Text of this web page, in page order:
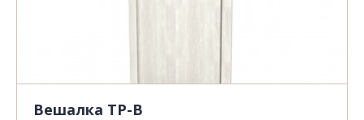
Вешалка ТР-В